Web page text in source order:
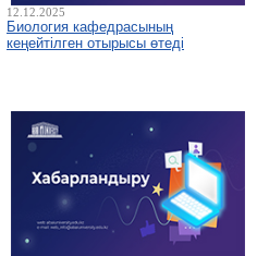
12.12.2025
Биология кафедрасының
кеңейтілген отырысы өтеді